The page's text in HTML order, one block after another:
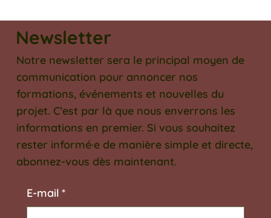
Newsletter
Notre newsletter sera le principal moyen de
communication pour annoncer nos
formations, événements et nouvelles du
projet. C’est par là que nous enverrons les
informations en premier. Si vous souhaitez
rester informé·e de manière simple et directe,
abonnez-vous dès maintenant.
E‑mail *